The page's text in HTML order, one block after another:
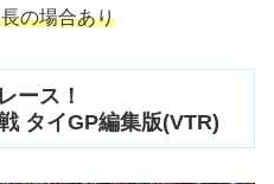
の場合あり
ース！
タイGP編集版(VTR)